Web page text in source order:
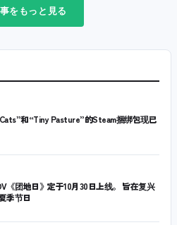
をもっと見る
和“Tiny Pasture”的Steam捆绑包现已
《团地日》定于10月30日上线。 旨在复兴
季节日